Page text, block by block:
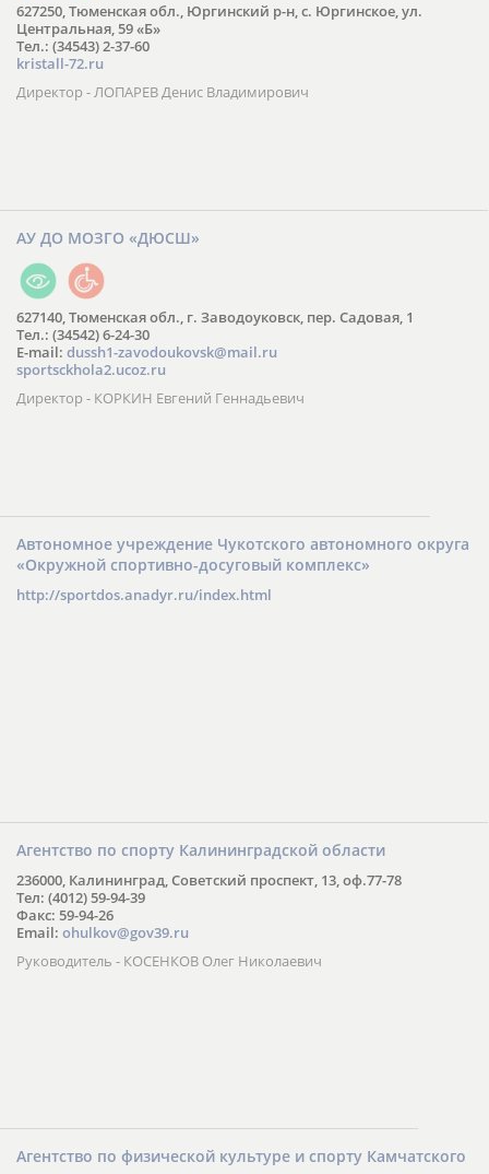
627250, Тюменская обл., Юргинский р-н, с. Юргинское, ул.
Центральная, 59 «Б»
Тел.: (34543) 2-37-60
kristall-72.ru
Директор - ЛОПАРЕВ Денис Владимирович
АУ ДО МОЗГО «ДЮСШ»
627140, Тюменская обл., г. Заводоуковск, пер. Садовая, 1
Тел.: (34542) 6-24-30
​E-mail: dussh1-zavodoukovsk@mail.ru
sportsckhola2.ucoz.ru
Директор - КОРКИН Евгений Геннадьевич
Автономное учреждение Чукотского автономного округа
«Окружной спортивно-досуговый комплекс»
http://sportdos.anadyr.ru/index.html
Агентство по спорту Калининградской области
236000, Калининград, Советский проспект, 13, оф.77-78
Тел: (4012) 59-94-39
Факс: 59-94-26
Email: ohulkov@gov39.ru
Руководитель - КОСЕНКОВ Олег Николаевич
Агентство по физической культуре и спорту Камчатского